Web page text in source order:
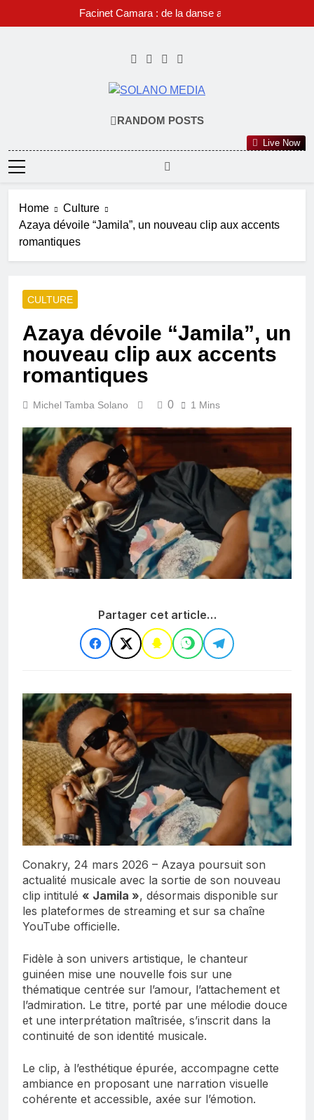
to
Facinet Camara : de la danse au rap,
l’histoire d’une passion devenue identité
SOLANO
MEDIA
RANDOM POSTS
Live Now
Home
Culture
Azaya dévoile “Jamila”, un nouveau clip aux accents
romantiques
CULTURE
Azaya dévoile “Jamila”, un
nouveau clip aux accents
romantiques
Michel Tamba Solano 0 1 Mins
Partager cet article…
Conakry, 24 mars 2026 – Azaya poursuit son
actualité musicale avec la sortie de son nouveau
clip intitulé « Jamila », désormais disponible sur
les plateformes de streaming et sur sa chaîne
YouTube officielle.
Fidèle à son univers artistique, le chanteur
guinéen mise une nouvelle fois sur une
thématique centrée sur l’amour, l’attachement et
l’admiration. Le titre, porté par une mélodie douce
et une interprétation maîtrisée, s’inscrit dans la
continuité de son identité musicale.
Le clip, à l’esthétique épurée, accompagne cette
ambiance en proposant une narration visuelle
cohérente et accessible, axée sur l’émotion.